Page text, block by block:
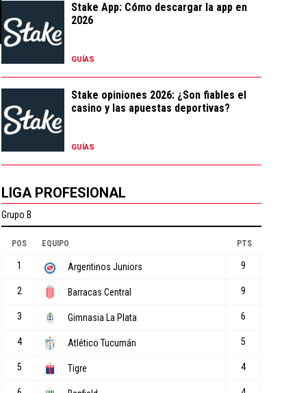
Stake App: Cómo descargar la app en
2026
GUÍAS
Stake opiniones 2026: ¿Son fiables el
casino y las apuestas deportivas?
GUÍAS
LIGA PROFESIONAL